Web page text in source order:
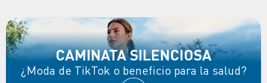
CAMINATA SILENCIOSA
¿Moda de TikTok o beneficio para la salud?